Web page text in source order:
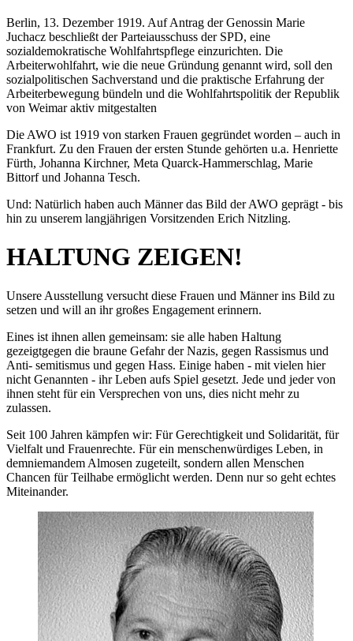
Berlin, 13. Dezember 1919. Auf Antrag der Genossin Marie
Juchacz beschließt der Parteiausschuss der SPD, eine
sozialdemokratische Wohlfahrtspflege einzurichten. Die
Arbeiterwohlfahrt, wie die neue Gründung genannt wird, soll den
sozialpolitischen Sachverstand und die praktische Erfahrung der
Arbeiterbewegung bündeln und die Wohlfahrtspolitik der Republik
von Weimar aktiv mitgestalten
Die AWO ist 1919 von starken Frauen gegründet worden – auch in
Frankfurt. Zu den Frauen der ersten Stunde gehörten u.a. Henriette
Fürth, Johanna Kirchner, Meta Quarck-Hammerschlag, Marie
Bittorf und Johanna Tesch.
Und: Natürlich haben auch Männer das Bild der AWO geprägt - bis
hin zu unserem langjährigen Vorsitzenden Erich Nitzling.
HALTUNG ZEIGEN!
Unsere Ausstellung versucht diese Frauen und Männer ins Bild zu
setzen und will an ihr großes Engagement erinnern.
Eines ist ihnen allen gemeinsam: sie alle haben Haltung
gezeigtgegen die braune Gefahr der Nazis, gegen Rassismus und
Anti- semitismus und gegen Hass. Einige haben - mit vielen hier
nicht Genannten - ihr Leben aufs Spiel gesetzt. Jede und jeder von
ihnen steht für ein Versprechen von uns, dies nicht mehr zu
zulassen.
Seit 100 Jahren kämpfen wir: Für Gerechtigkeit und Solidarität, für
Vielfalt und Frauenrechte. Für ein menschenwürdiges Leben, in
demniemandem Almosen zugeteilt, sondern allen Menschen
Chancen für Teilhabe ermöglicht werden. Denn nur so geht echtes
Miteinander.